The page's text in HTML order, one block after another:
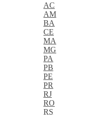
AC
AM
BA
CE
MA
MG
PA
PB
PE
PR
RJ
RO
RS